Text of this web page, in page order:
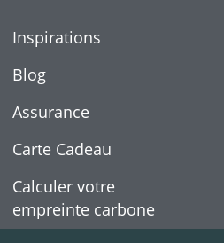
Inspirations
Blog
Assurance
Carte Cadeau
Calculer votre
empreinte carbone